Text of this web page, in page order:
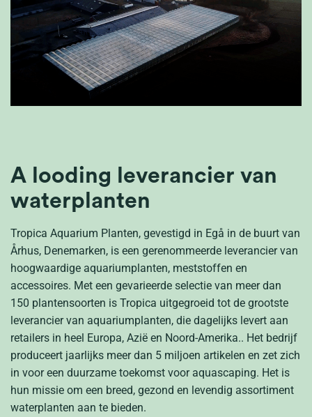
A lood ing leverancier van
waterplanten
Tropica Aquarium Planten, gevestigd in Egå in de buurt van
Århus, Denemarken, is een gerenommeerde leverancier van
hoogwaardige aquariumplanten, meststoffen en
accessoires. Met een gevarieerde selectie van meer dan
150 plantensoorten is Tropica uitgegroeid tot de grootste
leverancier van aquariumplanten, die dagelijks levert aan
retailers in heel Europa, Azië en Noord-Amerika.. Het bedrijf
produceert jaarlijks meer dan 5 miljoen artikelen en zet zich
in voor een duurzame toekomst voor aquascaping. Het is
hun missie om een breed, gezond en levendig assortiment
waterplanten aan te bieden.